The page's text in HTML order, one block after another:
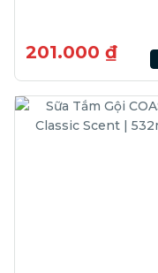
201.000 ₫